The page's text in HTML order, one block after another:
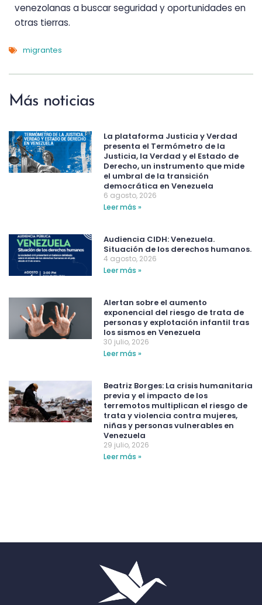
venezolanas a buscar seguridad y oportunidades en
otras tierras.
migrantes
Más noticias
La plataforma Justicia y Verdad
presenta el Termómetro de la
Justicia, la Verdad y el Estado de
Derecho, un instrumento que mide
el umbral de la transición
democrática en Venezuela
6 agosto, 2026
Leer más »
Audiencia CIDH: Venezuela.
Situación de los derechos humanos.
4 agosto, 2026
Leer más »
Alertan sobre el aumento
exponencial del riesgo de trata de
personas y explotación infantil tras
los sismos en Venezuela
30 julio, 2026
Leer más »
Beatriz Borges: La crisis humanitaria
previa y el impacto de los
terremotos multiplican el riesgo de
trata y violencia contra mujeres,
niñas y personas vulnerables en
Venezuela
29 julio, 2026
Leer más »